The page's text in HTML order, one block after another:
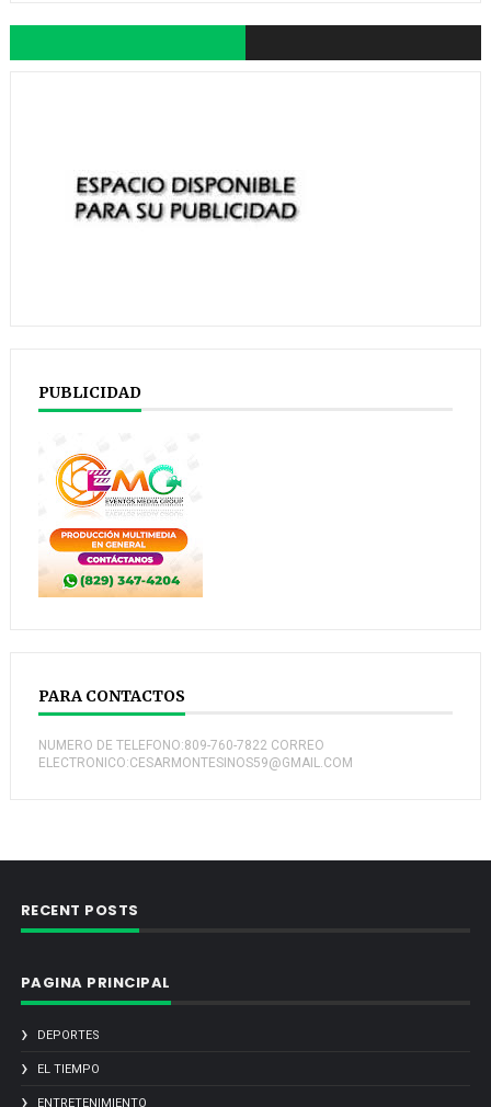
PUBLICIDAD
PARA CONTACTOS
NUMERO DE TELEFONO:809-760-7822 CORREO
ELECTRONICO:CESARMONTESINOS59@GMAIL.COM
RECENT POSTS
PAGINA PRINCIPAL
DEPORTES
EL TIEMPO
ENTRETENIMIENTO